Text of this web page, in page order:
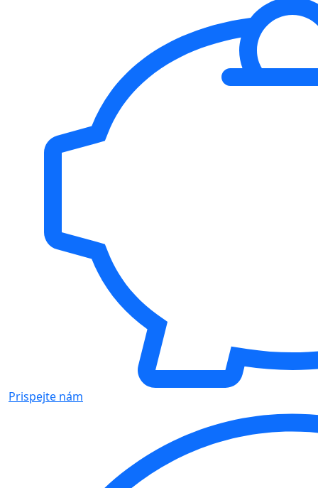
Prispejte nám